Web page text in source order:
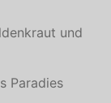
und
Paradies